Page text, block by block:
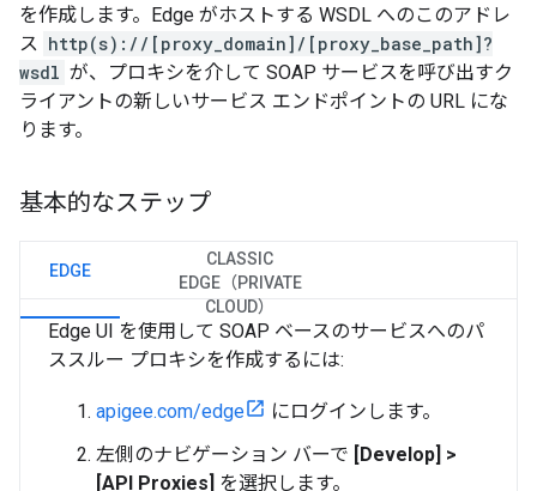
を作成します。Edge がホストする WSDL へのこのアドレ
ス http(s)://[proxy_domain]/[proxy_base_path]?
wsdl が、プロキシを介して SOAP サービスを呼び出すク
ライアントの新しいサービス エンドポイントの URL にな
ります。
基本的なステップ
EDGE
CLASSIC
EDGE（PRIVATE
CLOUD）
Edge UI を使用して SOAP ベースのサービスへのパ
ススルー プロキシを作成するには:
apigee.com/edge
にログインします。
左側のナビゲーション バーで
[Develop] >
[API Proxies] を選択します。